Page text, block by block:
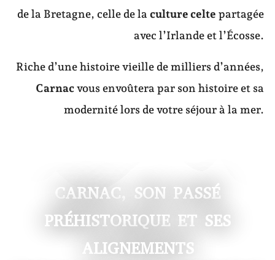
de la Bretagne, celle de laculture celte partagée
avec l’Irlande et l’Écosse.
Riche d’une histoire vieille de milliers d’années,
Carnacvous envoûtera par son histoire et sa
modernité lors de votre séjour à la mer.
CARNAC, SON PASSÉ
PRÉHISTORIQUE ET SES
ALIGNEMENTS